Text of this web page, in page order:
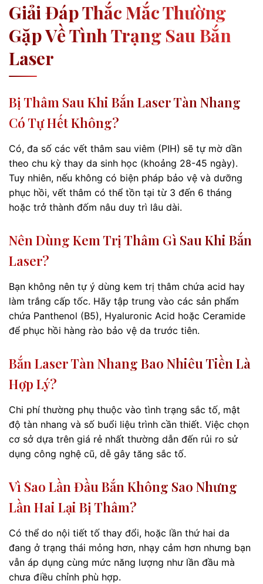
Giải Đáp Thắc Mắc Thường
Gặp Về Tình Trạng Sau Bắn
Laser
Bị Thâm Sau Khi Bắn Laser Tàn Nhang
Có Tự Hết Không?
Có, đa số các vết thâm sau viêm (PIH) sẽ tự mờ dần
theo chu kỳ thay da sinh học (khoảng 28-45 ngày).
Tuy nhiên, nếu không có biện pháp bảo vệ và dưỡng
phục hồi, vết thâm có thể tồn tại từ 3 đến 6 tháng
hoặc trở thành đốm nâu duy trì lâu dài.
Nên Dùng Kem Trị Thâm Gì Sau Khi Bắn
Laser?
Bạn không nên tự ý dùng kem trị thâm chứa acid hay
làm trắng cấp tốc. Hãy tập trung vào các sản phẩm
chứa Panthenol (B5), Hyaluronic Acid hoặc Ceramide
để phục hồi hàng rào bảo vệ da trước tiên.
Bắn Laser Tàn Nhang Bao Nhiêu Tiền Là
Hợp Lý?
Chi phí thường phụ thuộc vào tình trạng sắc tố, mật
độ tàn nhang và số buổi liệu trình cần thiết. Việc chọn
cơ sở dựa trên giá rẻ nhất thường dẫn đến rủi ro sử
dụng công nghệ cũ, dễ gây tăng sắc tố.
Vì Sao Lần Đầu Bắn Không Sao Nhưng
Lần Hai Lại Bị Thâm?
Có thể do nội tiết tố thay đổi, hoặc lần thứ hai da
đang ở trạng thái mỏng hơn, nhạy cảm hơn nhưng bạn
vẫn áp dụng cùng mức năng lượng như lần đầu mà
chưa điều chỉnh phù hợp.